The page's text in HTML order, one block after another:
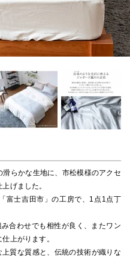
らかな生地に、市松模様のアクセ
げました。
富士吉田市」の工房で、1点1点丁
合わせでも相性が良く、またワン
上がります。
質な質感と、伝統の技術が織りな